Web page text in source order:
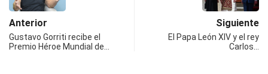
Anterior
Gustavo Gorriti recibe el
Premio Héroe Mundial de…
Siguiente
El Papa León XIV y el rey
Carlos…